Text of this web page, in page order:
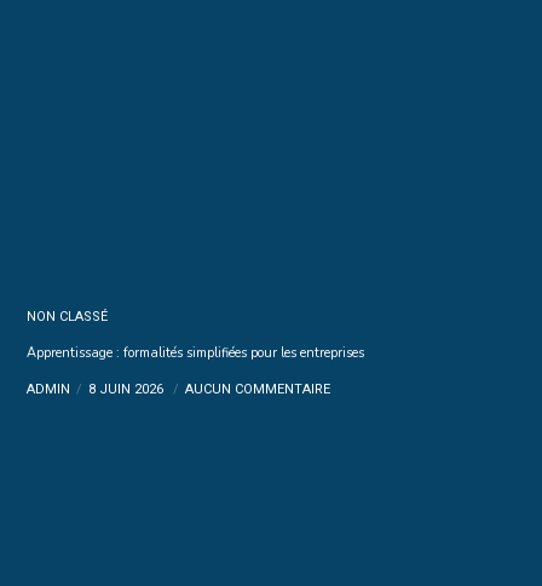
NON CLASSÉ
Apprentissage : formalités simplifiées pour les entreprises
ADMIN 8 JUIN 2026 AUCUN COMMENTAIRE